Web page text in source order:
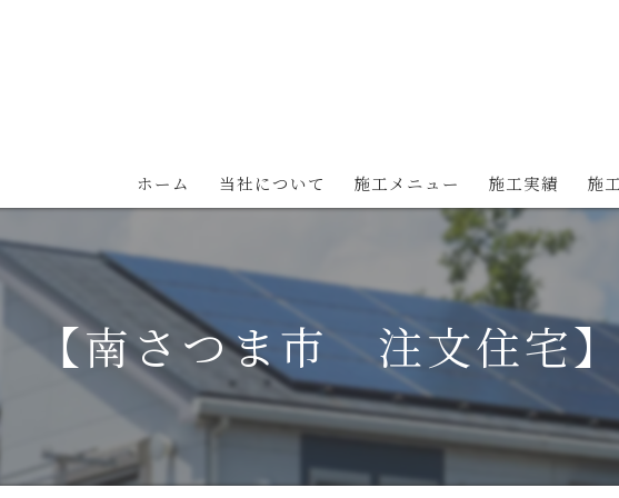
ホーム 当社について 施工メニュー
新築（注文住宅）について
新築（規格住宅）について
リフォームについて
施工実績 施
【南さつま市 注文住宅